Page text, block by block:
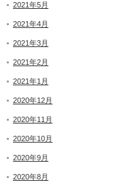
2021年5月
2021年4月
2021年3月
2021年2月
2021年1月
2020年12月
2020年11月
2020年10月
2020年9月
2020年8月